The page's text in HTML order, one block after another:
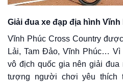
Giải đua xe đạp địa hình
Vĩnh Phúc Cross Country
Lải, Tam Đảo, Vĩnh Phúc… Vì
vô địch quốc gia nên giải đua
tượng người chơi yêu thích